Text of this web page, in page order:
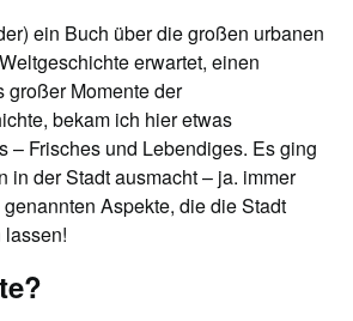
ein Buch über die großen urbanen
erwartet, einen
großer Momente der
bekam ich hier etwas
– Frisches und Lebendiges. Es ging
in der Stadt ausmacht – ja. immer
Aspekte, die die Stadt